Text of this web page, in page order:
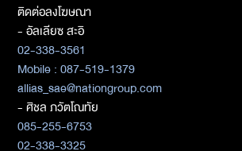
ติดต่อลงโฆษณา
- อัลเลียซ สะอิ
02-338-3561
Mobile : 087-519-1379
allias_sae@nationgroup.com
- ศิชล ภวัตโณทัย
085-255-6753
02-338-3325